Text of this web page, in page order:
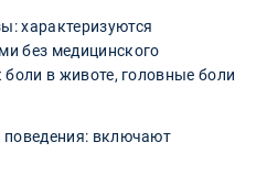
характеризуются
без медицинского
в животе, головные боли
поведения: включают